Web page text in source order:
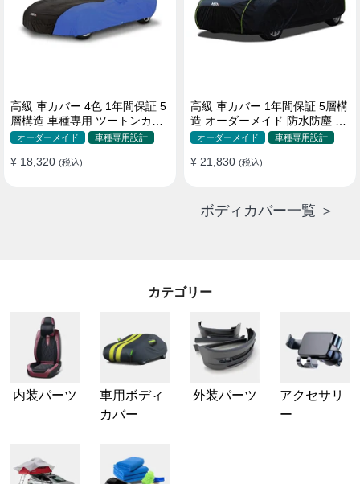
高級 車カバー 4色 1年間保証 5
層構造 車種専用 ツートンカラ
ー オーダーメイド 防水 耐久性
オーダーメイド 車種専用設計
¥ 18,320 (税込)
高級 車カバー 1年間保証 5層構
造 オーダーメイド 防水防塵 裏
起毛 車種専用
オーダーメイド 車種専用設計
¥ 21,830 (税込)
ボディカバー一覧 ＞
カテゴリー
内装パーツ
車用ボディ
カバー
外装パーツ
アクセサリ
ー